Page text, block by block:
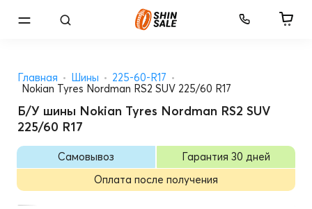
Главная Шины
225-60-R17
Nokian Tyres Nordman RS2 SUV 225/60 R17
Б/У шины Nokian Tyres Nordman RS2 SUV
225/60 R17
Самовывоз
Гарантия 30 дней
Оплата после получения